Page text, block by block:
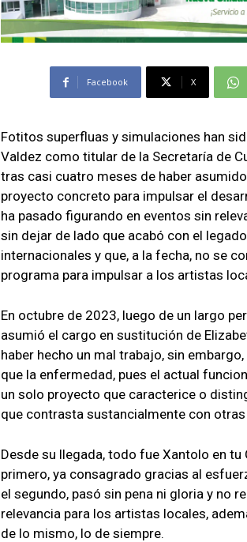
Facebook X
Fotitos superfluas y simulaciones han
Valdez como titular de la Secretaría de
tras casi cuatro meses de haber
proyecto concreto para impulsar el
ha pasado figurando en eventos sin
sin dejar de lado que acabó con el
internacionales y que, a la fecha, no se
programa para impulsar a los artistas
En octubre de 2023, luego de un largo
asumió el cargo en sustitución de
haber hecho un mal trabajo, sin
que la enfermedad, pues el actual
un solo proyecto que caracterice o
que contrasta sustancialmente con
Desde su llegada, todo fue Xantolo en tu
primero, ya consagrado gracias al
el segundo, pasó sin pena ni gloria y no
relevancia para los artistas locales,
de lo mismo, lo de siempre.